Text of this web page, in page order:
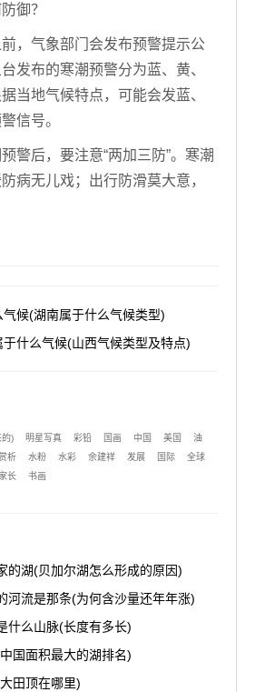
御？
，气象部门会发布预警提示公
发布的寒潮预警分为蓝、黄、
当地气候特点，可能会发蓝、
信号。
警后，要注意“两加三防”。寒潮
病无儿戏；出行防滑莫大意，
候(湖南属于什么气候类型)
于什么气候(山西气候类型及特点)
的) 明星写真 彩铅 国画 中国 美国
油
析 水粉 水彩 余建祥 发展 国际
全球
长 书画
的湖(贝加尔湖怎么形成的原因)
河流是那条(为何含沙量还年年涨)
什么山脉(长度有多长)
国面积最大的湖排名)
田顶在哪里)